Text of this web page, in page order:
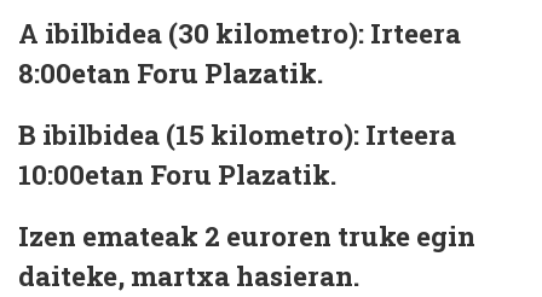
A ibilbidea (30 kilometro): Irteera
8:00etan Foru Plazatik.
B ibilbidea (15 kilometro): Irteera
10:00etan Foru Plazatik.
Izen emateak 2 euroren truke egin
daiteke, martxa hasieran.